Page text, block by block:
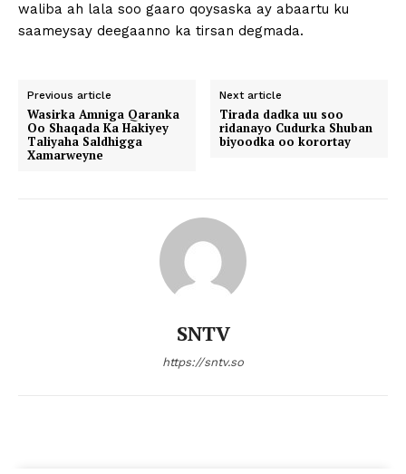
waliba ah lala soo gaaro qoysaska ay abaartu ku
saameysay deegaanno ka tirsan degmada.
Previous article
Wasirka Amniga Qaranka
Oo Shaqada Ka Hakiyey
Taliyaha Saldhigga
Xamarweyne
Next article
Tirada dadka uu soo
ridanayo Cudurka Shuban
biyoodka oo korortay
SNTV
https://sntv.so